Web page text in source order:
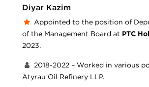
Diyar Kazim
Appointed to the position of
of the Management Board at PTC
2023.
2018-2022 – Worked in various
Atyrau Oil Refinery LLP.